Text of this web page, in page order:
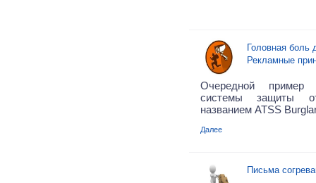
Головная боль
Рекламные
Очередной пример
системы защиты
названием ATSS
Далее
Письма